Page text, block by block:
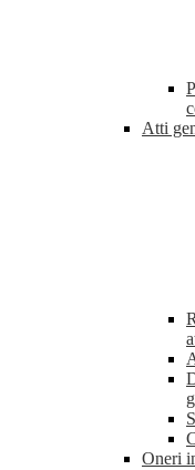
Atti
Oneri